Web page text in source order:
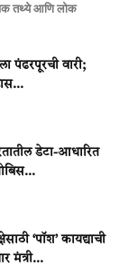
तथ्ये आणि लोक
पंढरपूरची वारी;
डेटा-आधारित
‘पॉश’ कायद्याची
मंत्री...